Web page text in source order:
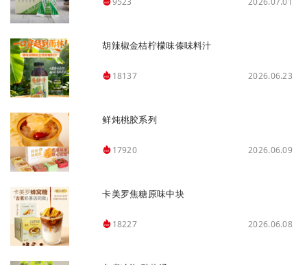
胡辣椒金桔柠檬味傣味料汁
18137 2026.06.23
鲜炖桃胶系列
17920 2026.06.09
卡美罗焦糖原味中块
18227 2026.06.08